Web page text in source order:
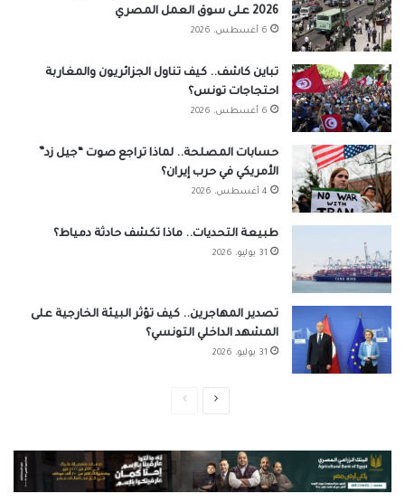
2026 على سوق العمل المصري
6 أغسطس، 2026
تباين كاشف.. كيف تناول الجزائريون والمغاربة
احتجاجات تونس؟
6 أغسطس، 2026
حسابات المصلحة.. لماذا تراجع صوت “جيل زد”
الأمريكي في حرب إيران؟
4 أغسطس، 2026
طبيعة التحديات.. ماذا تكشف حادثة دمياط؟
31 يوليو، 2026
تصدير المهاجرين.. كيف تؤثر البيئة الخارجية على
المشهد الداخلي التونسي؟
31 يوليو، 2026
الصفحةالصفحة